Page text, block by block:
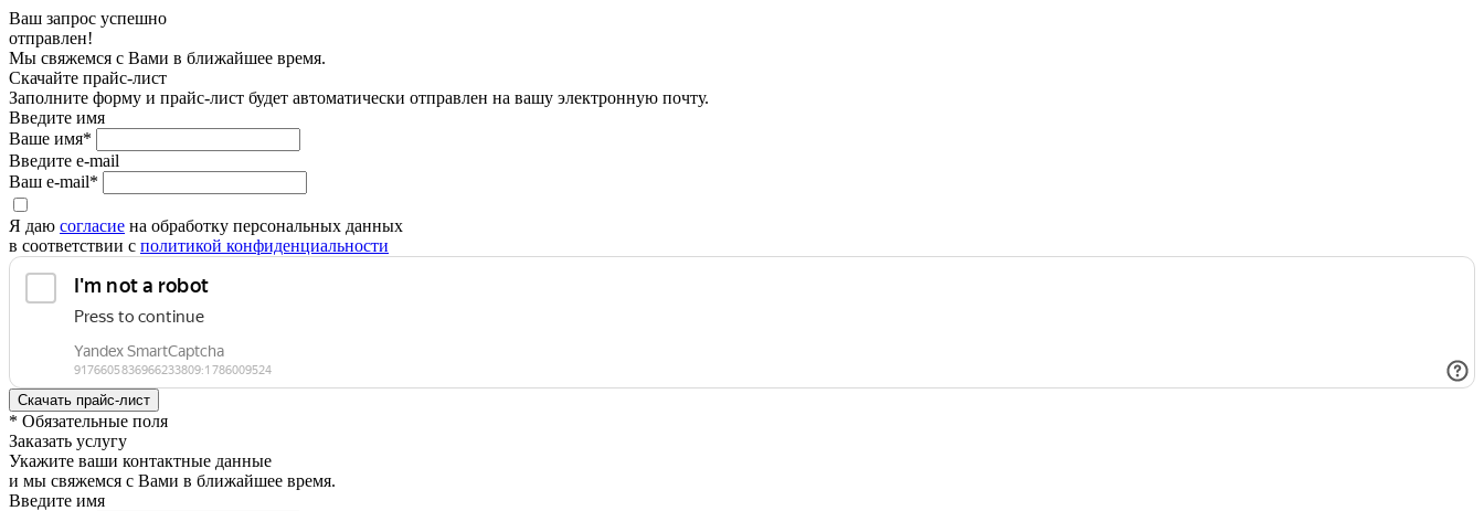
Ваш запрос успешно
отправлен!
Мы свяжемся с Вами в ближайшее время.
Скачайте прайс-лист
Заполните форму и прайс-лист будет автоматически отправлен на вашу электронную почту.
Введите имя
Ваше имя*
Введите e-mail
Ваш e-mail*
Я даю согласие на обработку персональных данных
в соответствии с политикой конфиденциальности
* Обязательные поля
Заказать услугу
Укажите ваши контактные данные
и мы свяжемся с Вами в ближайшее время.
Введите имя